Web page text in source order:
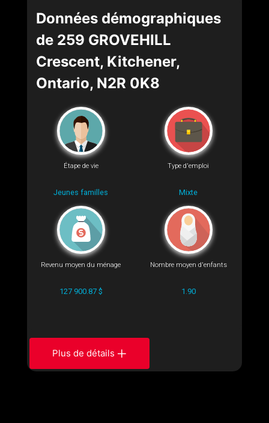
Données démographiques
de 259 GROVEHILL
Crescent, Kitchener,
Ontario, N2R 0K8
Étape de vie
Jeunes familles
Type d'emploi
Mixte
Revenu moyen du ménage
127 900.87 $
Nombre moyen d'enfants
1.90
Plus de détails